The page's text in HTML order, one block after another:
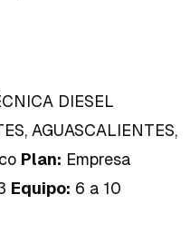
DIESEL
AGUASCALIENTES,
Plan: Empresa
Equipo: 6 a 10